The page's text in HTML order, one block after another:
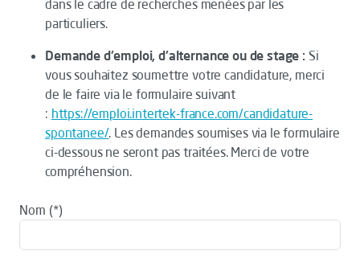
dans le cadre de recherches menées par les
particuliers.
Demande d'emploi, d'alternance ou de stage : Si
vous souhaitez soumettre votre candidature, merci
de le faire via le formulaire suivant
: https://emploi.intertek-france.com/candidature-
spontanee/. Les demandes soumises via le formulaire
ci-dessous ne seront pas traitées. Merci de votre
compréhension.
Nom